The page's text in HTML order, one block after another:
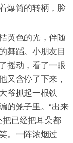
爆筒的转柄，脸
黄色的光，伴随
舞蹈。小朋友目
摇动，看了一眼
又含停了下来，
爷抓起一根铁
的笼子里。“出来
把已经把耳朵都
。一阵浓烟过